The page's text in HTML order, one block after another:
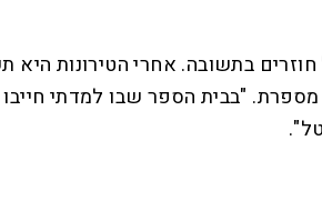
בתשובה. אחרי הטירונות
"בבית הספר שבו למדתי